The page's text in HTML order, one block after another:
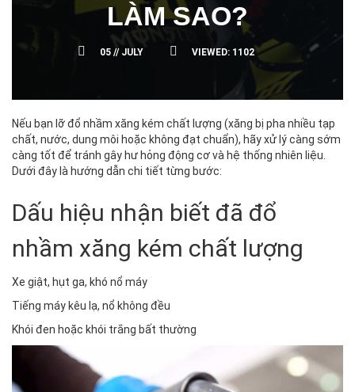
LÀM SAO?
05 //JULY VIEWED: 1102
Nếu bạn lỡ đổ nhầm xăng kém chất lượng (xăng bị pha nhiều tạp
chất, nước, dung môi hoặc không đạt chuẩn), hãy xử lý càng sớm
càng tốt để tránh gây hư hỏng động cơ và hệ thống nhiên liệu.
Dưới đây là hướng dẫn chi tiết từng bước:
Dấu hiệu nhận biết đã đổ
nhầm xăng kém chất lượng
Xe giật, hụt ga, khó nổ máy
Tiếng máy kêu lạ, nổ không đều
Khói đen hoặc khói trắng bất thường